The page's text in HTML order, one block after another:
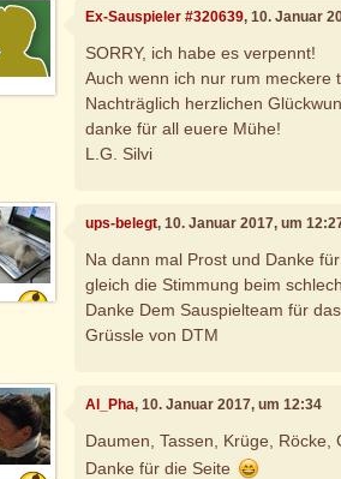
Ex-Sauspieler #320639, 10. Januar
SORRY, ich habe es verpennt!
Auch wenn ich nur rum meckere
Nachträglich herzlichen
danke für all euere Mühe!
L.G. Silvi
ups-belegt, 10. Januar 2017, um
Na dann mal Prost und Danke
gleich die Stimmung beim
Danke Dem Sauspielteam für
Grüssle von DTM
Al_Pha, 10. Januar 2017, um 12:34
Daumen, Tassen, Krüge, Röcke,
Danke für die Seite